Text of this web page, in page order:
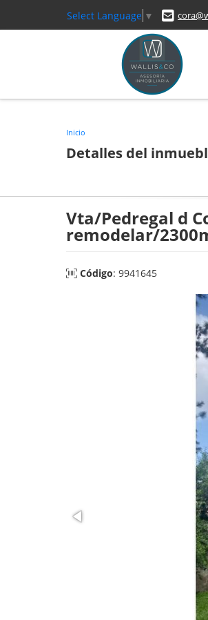
Select Language ▼
Inicio
Detalles del
Vta/Pedregal d
remodelar/
Código: 9941645